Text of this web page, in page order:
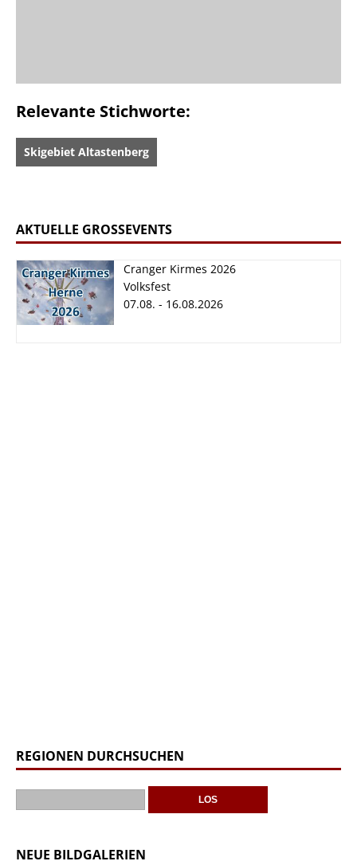
Relevante Stichworte:
Skigebiet Altastenberg
AKTUELLE GROSSEVENTS
Cranger Kirmes 2026
Volksfest
07.08. - 16.08.2026
REGIONEN DURCHSUCHEN
NEUE BILDGALERIEN